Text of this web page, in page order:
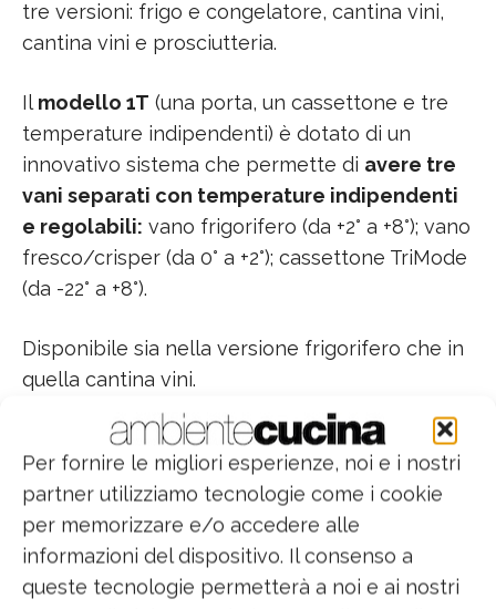
Per fornire le migliori esperienze, noi e i nostri
partner utilizziamo tecnologie come i cookie
per memorizzare e/o accedere alle
informazioni del dispositivo. Il consenso a
queste tecnologie permetterà a noi e ai nostri
tre versioni: frigo e congelatore, cantina vini,
cantina vini e prosciutteria.
Il modello 1T (una porta, un cassettone e tre
temperature indipendenti) è dotato di un
innovativo sistema che permette di avere tre
vani separati con temperature indipendenti
e regolabili: vano frigorifero (da +2° a +8°); vano
fresco/crisper (da 0° a +2°); cassettone TriMode
(da -22° a +8°).
Disponibile sia nella versione frigorifero che in
quella cantina vini.
FHIABA